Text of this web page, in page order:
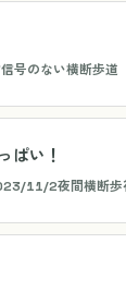
信号のない横断歩道
ぱい！
11/2夜間横断歩